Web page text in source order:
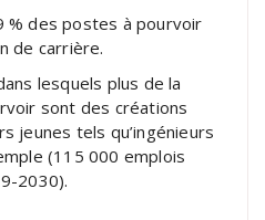
des postes à pourvoir
de carrière.
lesquels plus de la
sont des créations
jeunes tels qu’ingénieurs
(115 000 emplois
2030).